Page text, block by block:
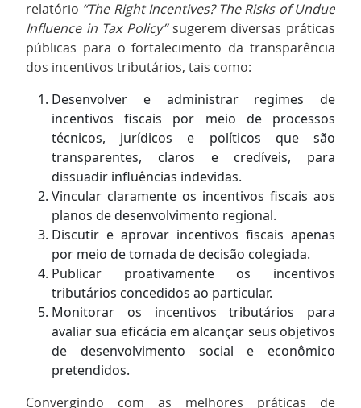
relatório “The Right Incentives? The Risks of Undue
Influence in Tax Policy”sugerem diversas práticas
públicas para o fortalecimento da transparência
dos incentivos tributários, tais como:
Desenvolver e administrar regimes de
incentivos fiscais por meio de processos
técnicos, jurídicos e políticos que são
transparentes, claros e credíveis, para
dissuadir influências indevidas.
Vincular claramente os incentivos fiscais aos
planos de desenvolvimento regional.
Discutir e aprovar incentivos fiscais apenas
por meio de tomada de decisão colegiada.
Publicar proativamente os incentivos
tributários concedidos ao particular.
Monitorar os incentivos tributários para
avaliar sua eficácia em alcançar seus objetivos
de desenvolvimento social e econômico
pretendidos.
Convergindo com as melhores práticas de